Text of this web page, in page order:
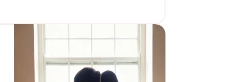
extérieur. Il s’agit d’un état interne,